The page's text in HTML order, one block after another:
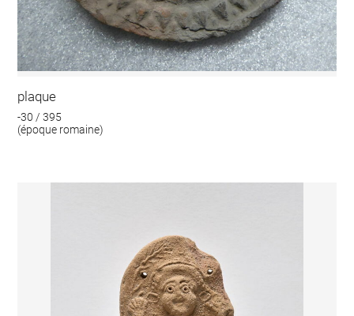
plaque
-30 / 395
(époque romaine)